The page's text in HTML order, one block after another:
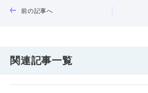
前の記事へ
関連記事一覧